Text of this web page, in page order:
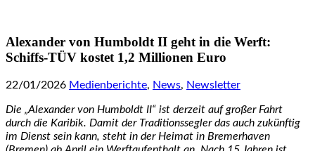
Alexander von Humboldt II geht in die Werft:
Schiffs-TÜV kostet 1,2 Millionen Euro
22/01/2026 Medienberichte, News, Newsletter
Die „Alexander von Humboldt II“ ist derzeit auf großer Fahrt
durch die Karibik. Damit der Traditionssegler das auch zukünftig
im Dienst sein kann, steht in der Heimat in Bremerhaven